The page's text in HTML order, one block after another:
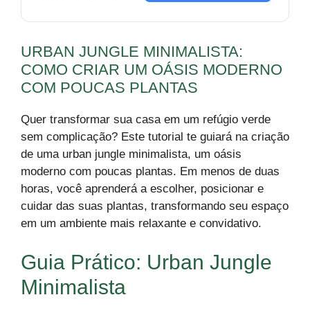
URBAN JUNGLE MINIMALISTA:
COMO CRIAR UM OÁSIS MODERNO
COM POUCAS PLANTAS
Quer transformar sua casa em um refúgio verde
sem complicação? Este tutorial te guiará na criação
de uma urban jungle minimalista, um oásis
moderno com poucas plantas. Em menos de duas
horas, você aprenderá a escolher, posicionar e
cuidar das suas plantas, transformando seu espaço
em um ambiente mais relaxante e convidativo.
Guia Prático: Urban Jungle
Minimalista